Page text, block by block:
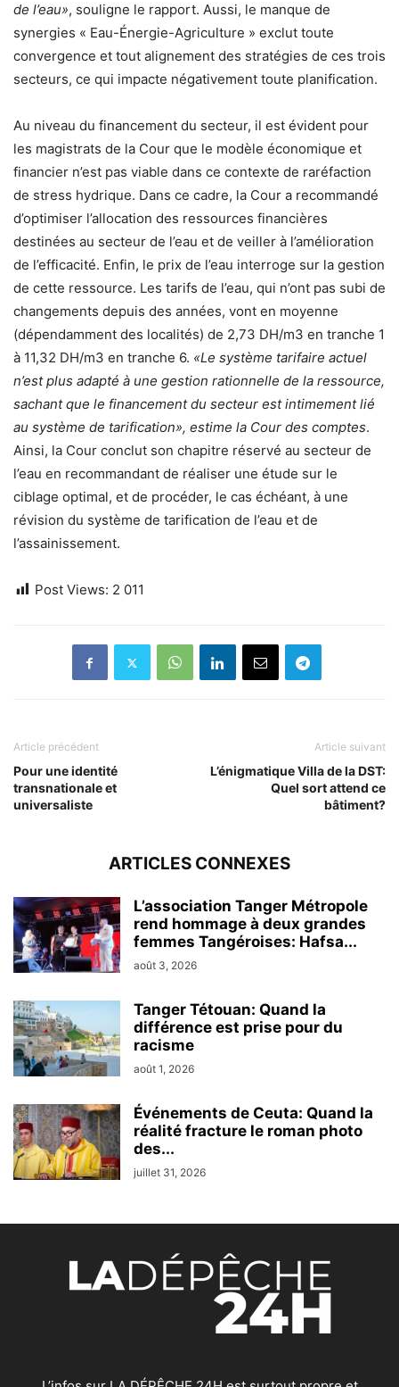
de l’eau», souligne le rapport. Aussi, le manque de
synergies « Eau-Énergie-Agriculture » exclut toute
convergence et tout alignement des stratégies de ces trois
secteurs, ce qui impacte négativement toute planification.
Au niveau du financement du secteur, il est évident pour
les magistrats de la Cour que le modèle économique et
financier n’est pas viable dans ce contexte de raréfaction
de stress hydrique. Dans ce cadre, la Cour a recommandé
d’optimiser l’allocation des ressources financières
destinées au secteur de l’eau et de veiller à l’amélioration
de l’efficacité. Enfin, le prix de l’eau interroge sur la gestion
de cette ressource. Les tarifs de l’eau, qui n’ont pas subi de
changements depuis des années, vont en moyenne
(dépendamment des localités) de 2,73 DH/m3 en tranche 1
à 11,32 DH/m3 en tranche 6. «Le système tarifaire actuel
n’est plus adapté à une gestion rationnelle de la ressource,
sachant que le financement du secteur est intimement lié
au système de tarification», estime la Cour des comptes.
Ainsi, la Cour conclut son chapitre réservé au secteur de
l’eau en recommandant de réaliser une étude sur le
ciblage optimal, et de procéder, le cas échéant, à une
révision du système de tarification de l’eau et de
l’assainissement.
Post Views: 2 011
Article précédent
Pour une identité
transnationale et
universaliste
Article suivant
L’énigmatique Villa de la DST:
Quel sort attend ce
bâtiment?
ARTICLES CONNEXES
L’association Tanger Métropole
rend hommage à deux grandes
femmes Tangéroises: Hafsa...
août 3, 2026
Tanger Tétouan: Quand la
différence est prise pour du
racisme
août 1, 2026
Événements de Ceuta: Quand la
réalité fracture le roman photo
des...
juillet 31, 2026